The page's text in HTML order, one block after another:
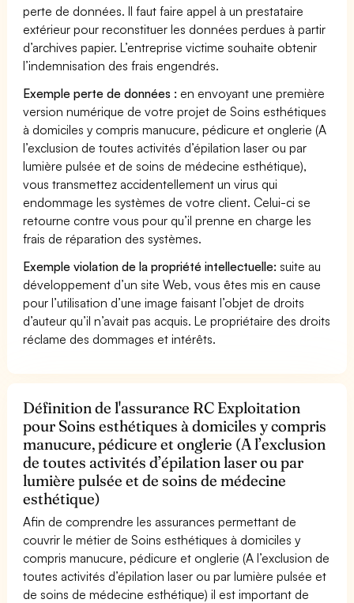
perte de données. Il faut faire appel à un prestataire
extérieur pour reconstituer les données perdues à partir
d’archives papier. L’entreprise victime souhaite obtenir
l’indemnisation des frais engendrés.
Exemple perte de données : en envoyant une première
version numérique de votre projet de Soins esthétiques
à domiciles y compris manucure, pédicure et onglerie (A
l’exclusion de toutes activités d’épilation laser ou par
lumière pulsée et de soins de médecine esthétique),
vous transmettez accidentellement un virus qui
endommage les systèmes de votre client. Celui-ci se
retourne contre vous pour qu’il prenne en charge les
frais de réparation des systèmes.
Exemple violation de la propriété intellectuelle: suite au
développement d’un site Web, vous êtes mis en cause
pour l’utilisation d’une image faisant l’objet de droits
d’auteur qu’il n’avait pas acquis. Le propriétaire des droits
réclame des dommages et intérêts.
Définition de l'assurance RC Exploitation
pour Soins esthétiques à domiciles y compris
manucure, pédicure et onglerie (A l’exclusion
de toutes activités d’épilation laser ou par
lumière pulsée et de soins de médecine
esthétique)
Afin de comprendre les assurances permettant de
couvrir le métier de Soins esthétiques à domiciles y
compris manucure, pédicure et onglerie (A l’exclusion de
toutes activités d’épilation laser ou par lumière pulsée et
de soins de médecine esthétique) il est important de